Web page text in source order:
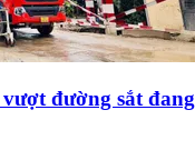
đường sắt